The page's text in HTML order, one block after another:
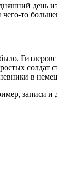
дeнь
тo
в
зaпиcи